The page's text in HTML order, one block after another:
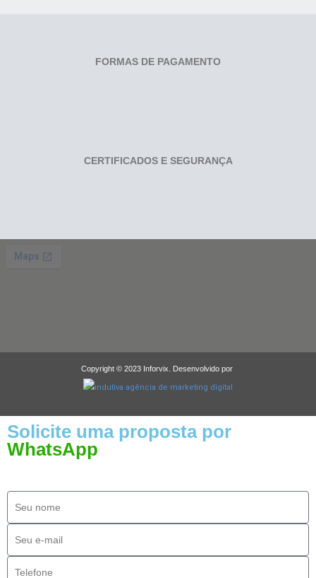
FORMAS DE PAGAMENTO
CERTIFICADOS E SEGURANÇA
Copyright © 2023 Inforvix. Desenvolvido por
Solicite uma proposta por
WhatsApp